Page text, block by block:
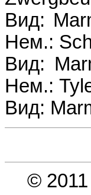
Вид:
Нем.:
Вид:
Нем.:
Вид:
© 2011